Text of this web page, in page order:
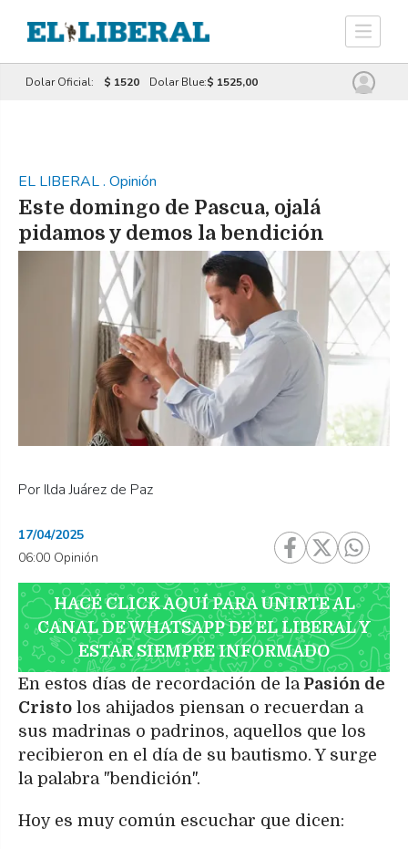
Dolar Oficial: $ 1520 Dolar Blue:$ 1525,00
EL LIBERAL. Opinión
Este domingo de Pascua, ojalá
pidamos y demos la bendición
Por Ilda Juárez de Paz
17/04/2025
06:00 Opinión
HACÉ CLICK AQUÍ PARA UNIRTE AL
CANAL DE WHATSAPP DE EL LIBERAL Y
ESTAR SIEMPRE INFORMADO
En estos días de recordación de laPasión de
Cristo los ahijados piensan o recuerdan a
sus madrinas o padrinos, aquellos que los
recibieron en el día de su bautismo. Y surge
la palabra "bendición".
Hoy es muy común escuchar que dicen: